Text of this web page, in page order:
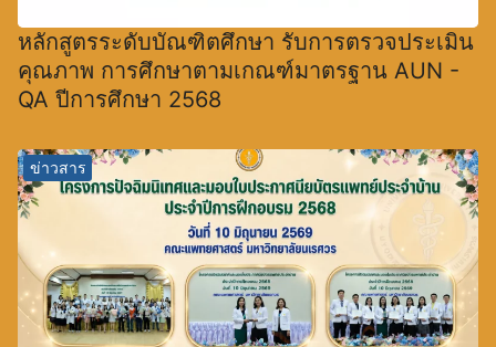
หลักสูตรระดับบัณฑิตศึกษา รับการตรวจประเมิน
คุณภาพ การศึกษาตามเกณฑ์มาตรฐาน AUN -
QA ปีการศึกษา 2568
ข่าวสาร